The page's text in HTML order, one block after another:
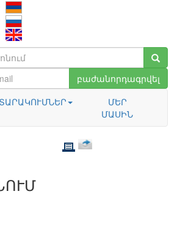
բաժանորդագրվել
ՄԵՐ
ՄԱՍԻՆ